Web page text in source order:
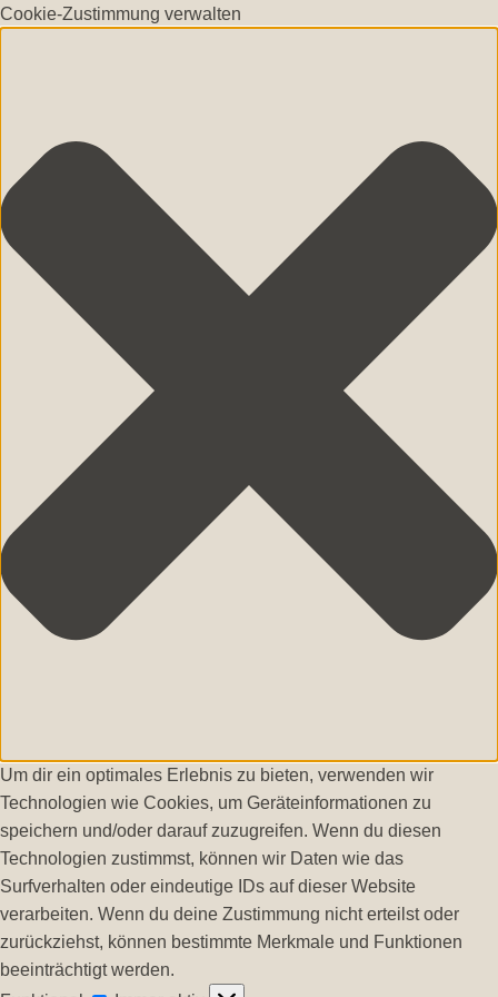
Cookie-Zustimmung verwalten
Um dir ein optimales Erlebnis zu bieten, verwenden wir
Technologien wie Cookies, um Geräteinformationen zu
speichern und/oder darauf zuzugreifen. Wenn du diesen
Technologien zustimmst, können wir Daten wie das
Surfverhalten oder eindeutige IDs auf dieser Website
verarbeiten. Wenn du deine Zustimmung nicht erteilst oder
zurückziehst, können bestimmte Merkmale und Funktionen
beeinträchtigt werden.